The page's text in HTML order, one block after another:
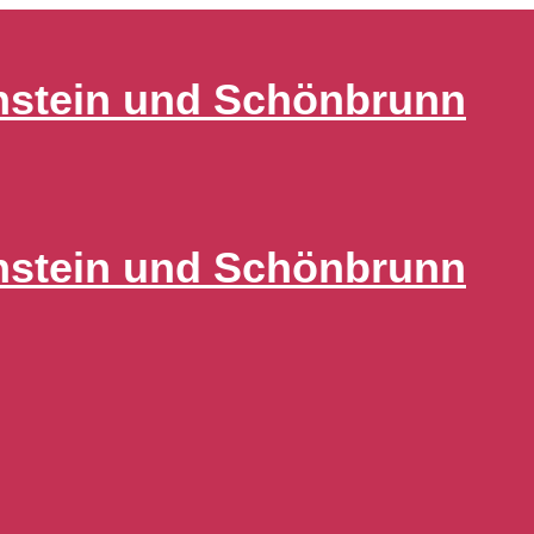
und Schönbrunn
und Schönbrunn